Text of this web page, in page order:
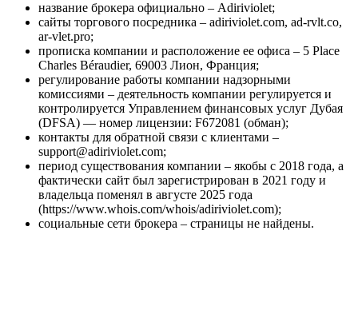
название брокера официально – Adiriviolet;
сайты торгового посредника – adiriviolet.com, ad-rvlt.co,
ar-vlet.pro;
прописка компании и расположение ее офиса – 5 Place
Charles Béraudier, 69003 Лион, Франция;
регулирование работы компании надзорными
комиссиями – деятельность компании регулируется и
контролируется Управлением финансовых услуг Дубая
(DFSA) — номер лицензии: F672081 (обман);
контакты для обратной связи с клиентами –
support@adiriviolet.com;
период существования компании – якобы с 2018 года, а
фактически сайт был зарегистрирован в 2021 году и
владельца поменял в августе 2025 года
(https://www.whois.com/whois/adiriviolet.com);
социальные сети брокера – страницы не найдены.